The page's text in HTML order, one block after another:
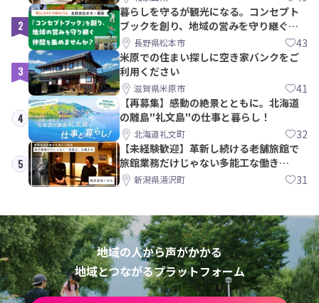
2
暮らしを守るが観光になる。コンセプト
ブックを創り、地域の営みを守り継ぐ仲
間を集めませんか？
長野県松本市 43
3
米原での住まい探しに空き家バンクをご
利用ください
滋賀県米原市 41
4
【再募集】感動の絶景とともに。北海道
の離島"礼文島"の仕事と暮らし！
北海道礼文町 32
5
【未経験歓迎】革新し続ける老舗旅館で
旅館業務だけじゃない多能工な働き
方。 株式会社いせん
新潟県湯沢町 31
地域の人から声がかかる
地域とつながるプラットフォーム